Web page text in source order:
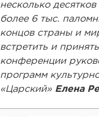
несколько
более 6 тыс.
концов страны и
встретить и
конференции
программ
«Царский» Елена